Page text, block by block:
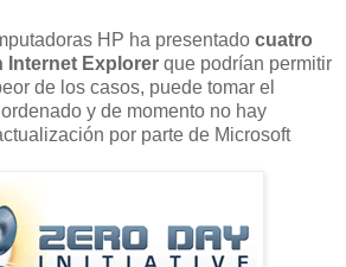
HP ha presentado cuatro
Internet Explorer que podrían permitir
de los casos, puede tomar el
y de momento no hay
por parte de Microsoft